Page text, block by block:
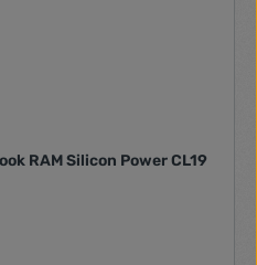
RAM Silicon Power CL19